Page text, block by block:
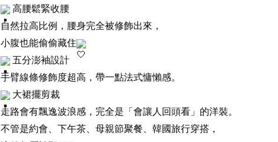
高腰鬆緊收腰
自然拉高比例，腰身完全被修飾出來，
小腹也能偷偷藏住
五分澎袖設計
手臂線條修飾度超高，帶一點法式慵懶感。
大裙擺剪裁
走路會有飄逸波浪感，完全是「會讓人回頭看」的洋裝。
不管是約會、下午茶、母親節聚餐、韓國旅行穿搭，